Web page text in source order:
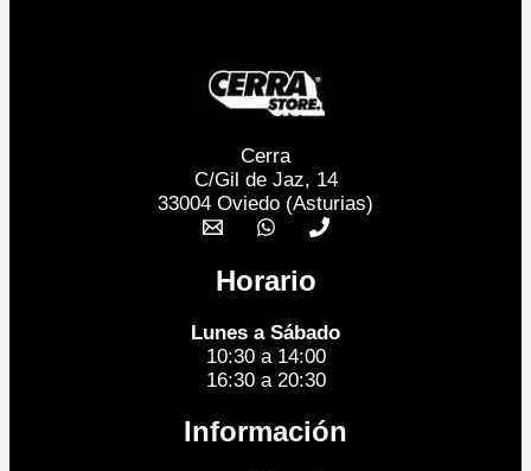
Cerra
C/Gil de Jaz, 14
33004 Oviedo (Asturias)
Horario
Lunes a Sábado
10:30 a 14:00
16:30 a 20:30
Información